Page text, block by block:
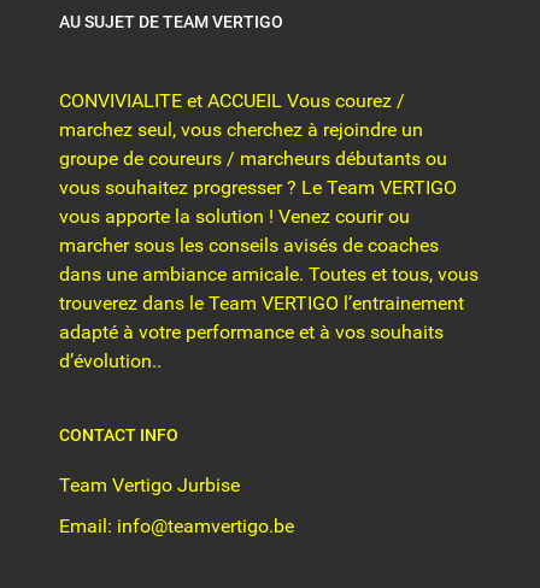
AU SUJET DE TEAM VERTIGO
CONVIVIALITE et ACCUEIL Vous courez /
marchez seul, vous cherchez à rejoindre un
groupe de coureurs / marcheurs débutants ou
vous souhaitez progresser ? Le Team VERTIGO
vous apporte la solution ! Venez courir ou
marcher sous les conseils avisés de coaches
dans une ambiance amicale. Toutes et tous, vous
trouverez dans le Team VERTIGO l’entrainement
adapté à votre performance et à vos souhaits
d’évolution..
CONTACT INFO
Team Vertigo Jurbise
Email: info@teamvertigo.be